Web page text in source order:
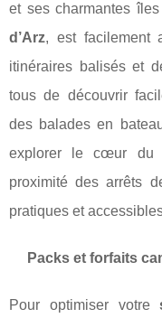
et ses charmantes
d’Arz, est facilement
itinéraires balisés et
tous de découvrir
des balades en
explorer le cœur du
proximité des arrêts
pratiques et
Packs et forfaits
Pour optimiser votre